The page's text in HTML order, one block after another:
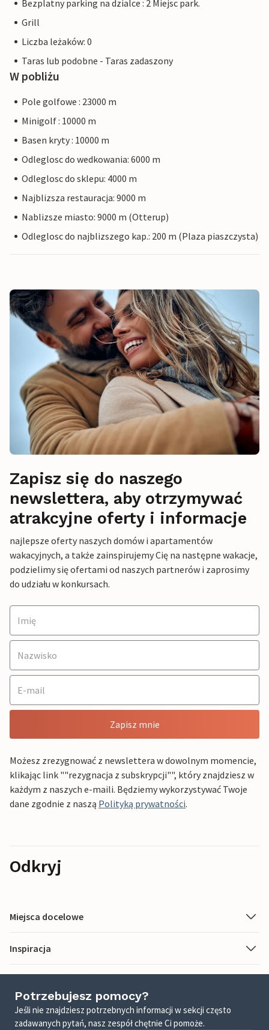
Bezplatny parking na dzialce : 2 Miejsc park.
Grill
Liczba leżaków: 0
Taras lub podobne - Taras zadaszony
W pobliżu
Pole golfowe : 23000 m
Minigolf : 10000 m
Basen kryty : 10000 m
Odleglosc do wedkowania: 6000 m
Odleglosc do sklepu: 4000 m
Najblizsza restauracja: 9000 m
Nablizsze miasto: 9000 m (Otterup)
Odleglosc do najblizszego kap.: 200 m (Plaza piaszczysta)
Zapisz się do naszego
newslettera, aby otrzymywać
atrakcyjne oferty i informacje
najlepsze oferty naszych domów i apartamentów
wakacyjnych, a także zainspirujemy Cię na następne wakacje,
podzielimy się ofertami od naszych partnerów i zaprosimy
do udziału w konkursach.
Zapisz mnie
Możesz zrezygnować z newslettera w dowolnym momencie,
klikając link ""rezygnacja z subskrypcji"", który znajdziesz w
każdym z naszych e-maili. Będziemy wykorzystywać Twoje
dane zgodnie z naszą Polityką prywatności.
Odkryj
Miejsca docelowe
Inspiracja
Potrzebujesz pomocy?
Jeśli nie znajdziesz potrzebnych informacji w sekcji często
zadawanych pytań, nasz zespół chętnie Ci pomoże.